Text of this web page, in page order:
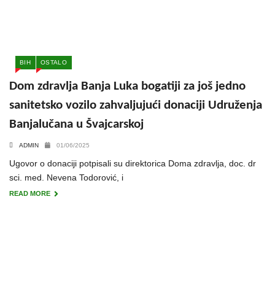
BIH OSTALO
Dom zdravlja Banja Luka bogatiji za još jedno
sanitetsko vozilo zahvaljujući donaciji Udruženja
Banjalučana u Švajcarskoj
ADMIN 01/06/2025
Ugovor o donaciji potpisali su direktorica Doma zdravlja, doc. dr
sci. med. Nevena Todorović, i
READ MORE